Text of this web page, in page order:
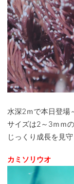
水深2ｍで本日登場
サイズは2～3ｍｍ
じっくり成長を見
カミソリウオ